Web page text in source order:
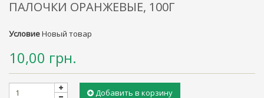
ПАЛОЧКИ ОРАНЖЕВЫЕ, 100Г
УсловиеНовый товар
10,00 грн.
Добавить в корзину